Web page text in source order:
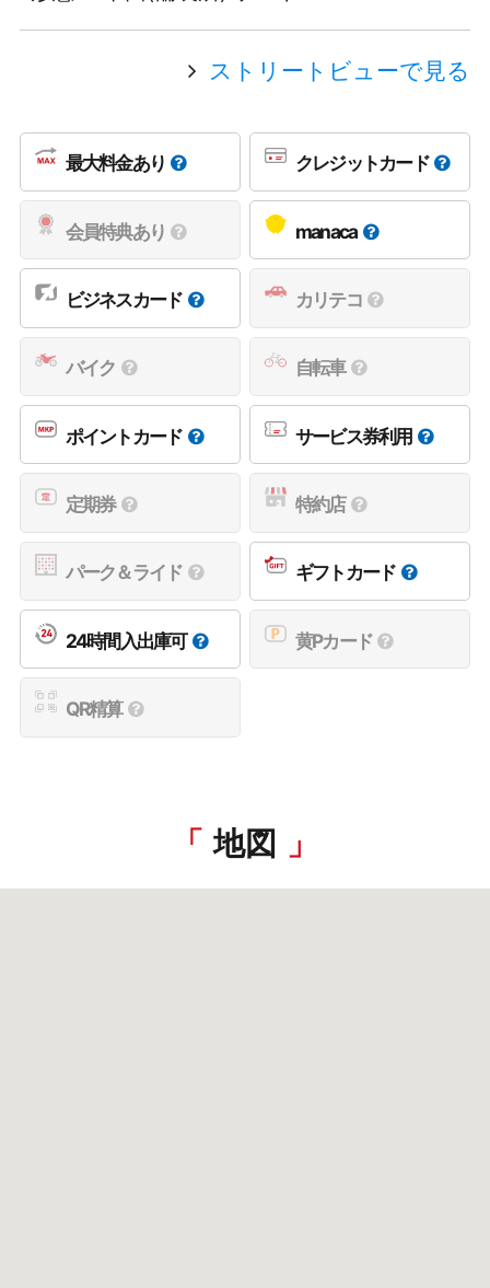
ストリートビューで見る
最大料金あり クレジットカード
会員特典あり manaca
ビジネスカード カリテコ
バイク 自転車
ポイントカード サービス券利用
定期券 特約店
パーク＆ライド ギフトカード
24時間入出庫可 黄Pカード
QR精算
地図